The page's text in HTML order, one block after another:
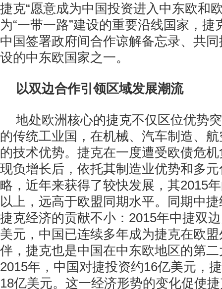
捷克“愿意成为中国投资进入中东欧和
为“一带一路”建设的重要沿线国家，
中国签署政府间合作谅解备忘录、共同
设的中东欧国家之一。
以双边合作引领区域发展潮流
地处欧洲核心的捷克不仅区位优势
的传统工业国，在机械、汽车制造、
的技术优势。捷克在一度遭受欧债危
现负增长后，依托其制造业优势和多
略，近年来获得了较快发展，其2015
以上，远高于欧盟同期水平。同期中
捷克经济的贡献不小：2015年中捷双
美元，中国已连续多年成为捷克在欧
伴，捷克也是中国在中东欧地区的第
2015年，中国对捷投资约16亿美元，
18亿美元。这一经济形势的变化促使